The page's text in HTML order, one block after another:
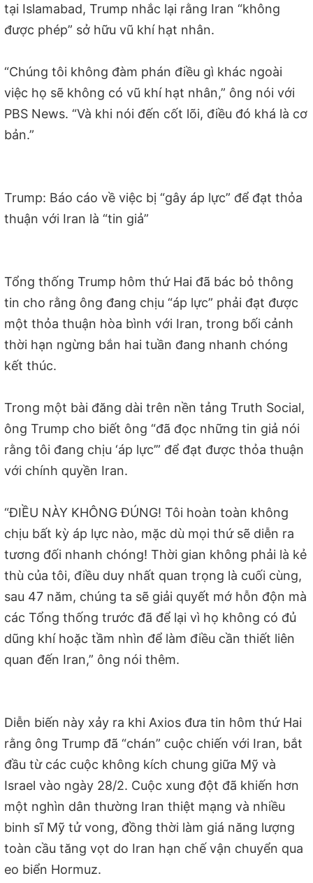
tại Islamabad, Trump nhắc lại rằng Iran “không
được phép” sở hữu vũ khí hạt nhân.
“Chúng tôi không đàm phán điều gì khác ngoài
việc họ sẽ không có vũ khí hạt nhân,” ông nói với
PBS News. “Và khi nói đến cốt lõi, điều đó khá là cơ
bản.”
Trump: Báo cáo về việc bị “gây áp lực” để đạt thỏa
thuận với Iran là “tin giả”
Tổng thống Trump hôm thứ Hai đã bác bỏ thông
tin cho rằng ông đang chịu “áp lực” phải đạt được
một thỏa thuận hòa bình với Iran, trong bối cảnh
thời hạn ngừng bắn hai tuần đang nhanh chóng
kết thúc.
Trong một bài đăng dài trên nền tảng Truth Social,
ông Trump cho biết ông “đã đọc những tin giả nói
rằng tôi đang chịu ‘áp lực’” để đạt được thỏa thuận
với chính quyền Iran.
“ĐIỀU NÀY KHÔNG ĐÚNG! Tôi hoàn toàn không
chịu bất kỳ áp lực nào, mặc dù mọi thứ sẽ diễn ra
tương đối nhanh chóng! Thời gian không phải là kẻ
thù của tôi, điều duy nhất quan trọng là cuối cùng,
sau 47 năm, chúng ta sẽ giải quyết mớ hỗn độn mà
các Tổng thống trước đã để lại vì họ không có đủ
dũng khí hoặc tầm nhìn để làm điều cần thiết liên
quan đến Iran,” ông nói thêm.
Diễn biến này xảy ra khi Axios đưa tin hôm thứ Hai
rằng ông Trump đã “chán” cuộc chiến với Iran, bắt
đầu từ các cuộc không kích chung giữa Mỹ và
Israel vào ngày 28/2. Cuộc xung đột đã khiến hơn
một nghìn dân thường Iran thiệt mạng và nhiều
binh sĩ Mỹ tử vong, đồng thời làm giá năng lượng
toàn cầu tăng vọt do Iran hạn chế vận chuyển qua
eo biển Hormuz.